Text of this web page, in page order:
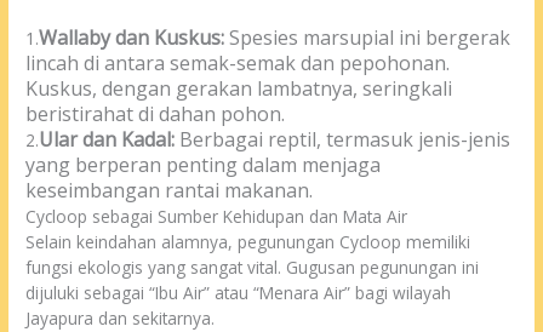
1.Wallaby dan Kuskus:Spesies marsupial ini bergerak
lincah di antara semak-semak dan pepohonan.
Kuskus, dengan gerakan lambatnya, seringkali
beristirahat di dahan pohon.
2.Ular dan Kadal: Berbagai reptil, termasuk jenis-jenis
yang berperan penting dalam menjaga
keseimbangan rantai makanan.
Cycloop sebagai Sumber Kehidupan dan Mata Air
Selain keindahan alamnya, pegunungan Cycloop memiliki
fungsi ekologis yang sangat vital. Gugusan pegunungan ini
dijuluki sebagai “Ibu Air” atau “Menara Air” bagi wilayah
Jayapura dan sekitarnya.